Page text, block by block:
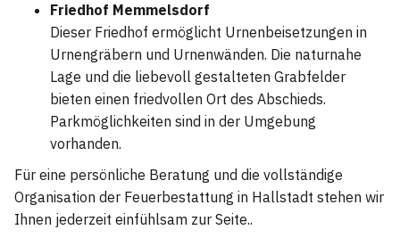
Friedhof Memmelsdorf
Dieser Friedhof ermöglicht Urnenbeisetzungen in
Urnengräbern und Urnenwänden. Die naturnahe
Lage und die liebevoll gestalteten Grabfelder
bieten einen friedvollen Ort des Abschieds.
Parkmöglichkeiten sind in der Umgebung
vorhanden.
Für eine persönliche Beratung und die vollständige
Organisation der Feuerbestattung in Hallstadt stehen wir
Ihnen jederzeit einfühlsam zur Seite..